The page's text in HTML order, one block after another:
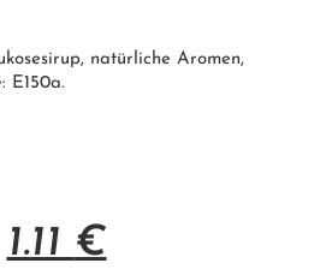
natürliche Aromen,
E150a.
1.11 €